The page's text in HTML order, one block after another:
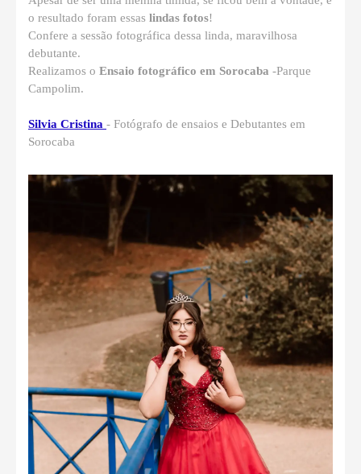
o resultado foram essas lindas fotos!
Confere a sessão fotográfica dessa linda, maravilhosa
debutante.
Realizamos o Ensaio fotográfico em Sorocaba -Parque
Campolim.
Silvia Cristina - Fotógrafo de ensaios e Debutantes em
Sorocaba